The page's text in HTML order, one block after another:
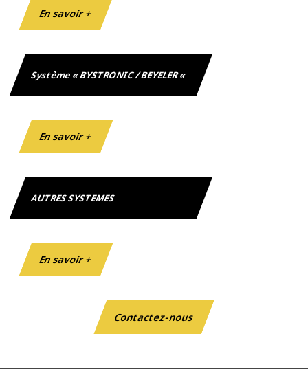
En savoir +
Système « BYSTRONIC / BEYELER «
En savoir +
AUTRES SYSTEMES
En savoir +
Contactez-nous